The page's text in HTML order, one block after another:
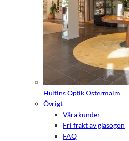
Hultins Optik Östermalm
Övrigt
Våra kunder
Fri frakt av glasögon
FAQ